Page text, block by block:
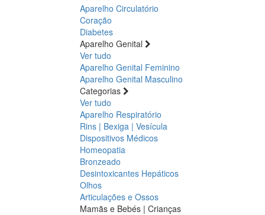
Aparelho Circulatório
Coração
Diabetes
Aparelho Genital
Ver tudo
Aparelho Genital Feminino
Aparelho Genital Masculino
Categorias
Ver tudo
Aparelho Respiratório
Rins | Bexiga | Vesícula
Dispositivos Médicos
Homeopatia
Bronzeado
Desintoxicantes Hepáticos
Olhos
Articulações e Ossos
Mamãs e Bebés | Crianças